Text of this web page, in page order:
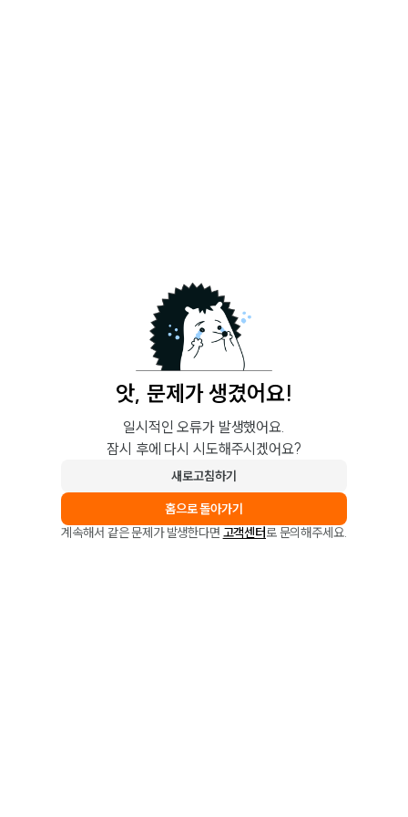
앗, 문제가 생겼어요!
일시적인 오류가 발생했어요.
잠시 후에 다시 시도해주시겠어요?
새로고침하기
홈으로 돌아가기
계속해서 같은 문제가 발생한다면 고객센터로 문의해주세요.